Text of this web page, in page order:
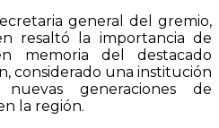
general del gremio,
resaltó la importancia de
memoria del destacado
considerado una institución
generaciones de
la región.